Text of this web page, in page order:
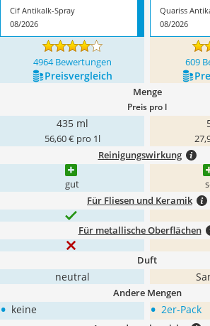
Cif Antikalk-Spray
08/2026
Quariss
08/2026
4964 Bewertungen 609
Preis­vergleich
Menge
Preis pro l
435 ml
56,60 € pro 1l
Reinigungswirkung
gut
Für Fliesen und Keramik
Für metallische Oberflächen
Duft
neutral
Andere Mengen
• keine • 2er-Pack